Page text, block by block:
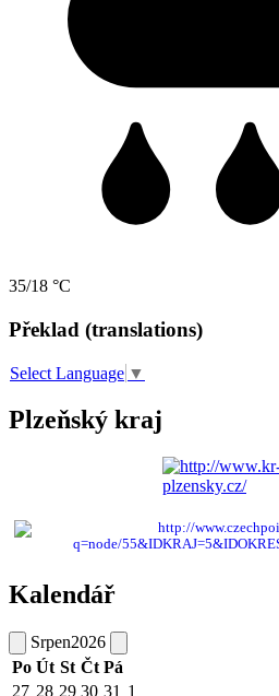
35/18 °C
Překlad (translations)
Select Language ▼
Plzeňský kraj
Kalendář
Srpen2026
Po Út St Čt Pá
27 28 29 30 31 1